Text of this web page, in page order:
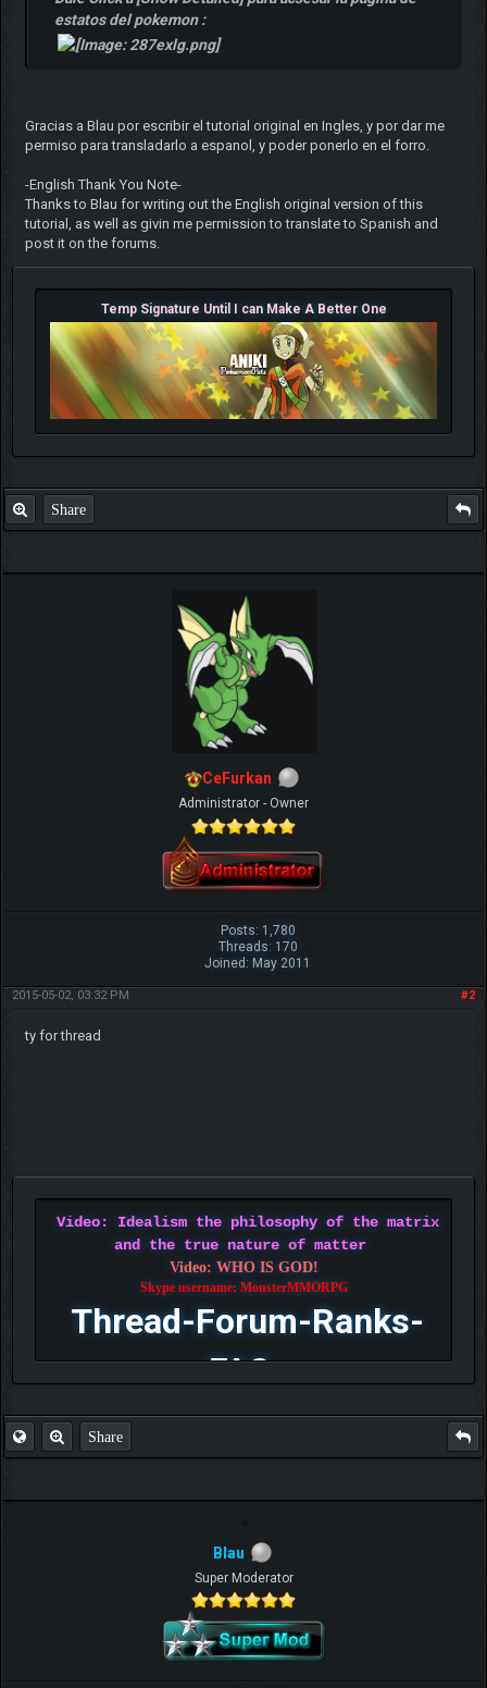
estatos del pokemon :
Gracias a Blau por escribir el tutorial original en Ingles, y por dar me
permiso para transladarlo a espanol, y poder ponerlo en el forro.
-English Thank You Note-
Thanks to Blau for writing out the English original version of this
tutorial, as well as givin me permission to translate to Spanish and
post it on the forums.
Temp Signature Until I can Make A Better One
Share
CeFurkan
Administrator - Owner
Posts: 1,780
Threads: 170
Joined: May 2011
#2
2015-05-02, 03:32 PM
ty for thread
Video: Idealism the philosophy of the matrix
and the true nature of matter
Video: WHO IS GOD!
Skype username: MonsterMMORPG
Thread-Forum-Ranks-
FAQ
Share
Blau
Super Moderator